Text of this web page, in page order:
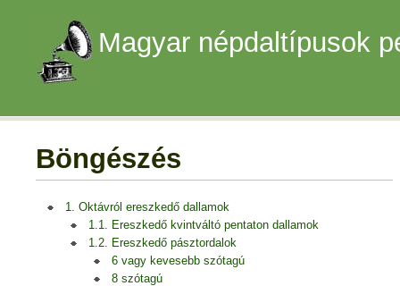
Magyar népdaltípusok
Böngészés
1. Oktávról ereszkedő dallamok
1.1. Ereszkedő kvintváltó pentaton dallamok
1.2. Ereszkedő pásztordalok
6 vagy kevesebb szótagú
8 szótagú